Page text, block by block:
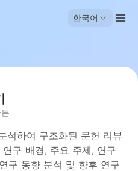
한국어
석하여 구조화된 문헌 리뷰
구 배경, 주요 주제, 연구
구 동향 분석 및 향후 연구